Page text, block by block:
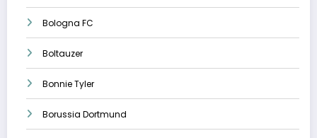
Bologna FC
Boltauzer
Bonnie Tyler
Borussia Dortmund